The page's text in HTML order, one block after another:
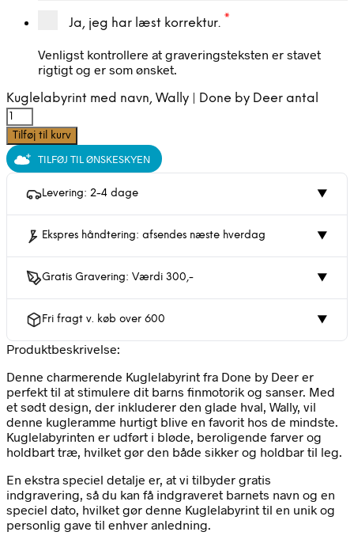
Ja, jeg har læst korrektur. *
Venligst kontrollere at graveringsteksten er stavet
rigtigt og er som ønsket.
Kuglelabyrint med navn, Wally | Done by Deer antal
Tilføj til kurv
TILFØJ TIL ØNSKESKYEN
Levering: 2-4 dage ▼
Ekspres håndtering: afsendes næste hverdag ▼
Gratis Gravering: Værdi 300,- ▼
Fri fragt v. køb over 600 ▼
Produktbeskrivelse:
Denne charmerende Kuglelabyrint fra Done by Deer er
perfekt til at stimulere dit barns finmotorik og sanser. Med
et sødt design, der inkluderer den glade hval, Wally, vil
denne kugleramme hurtigt blive en favorit hos de mindste.
Kuglelabyrinten er udført i bløde, beroligende farver og
holdbart træ, hvilket gør den både sikker og holdbar til leg.
En ekstra speciel detalje er, at vi tilbyder gratis
indgravering, så du kan få indgraveret barnets navn og en
speciel dato, hvilket gør denne Kuglelabyrint til en unik og
personlig gave til enhver anledning.